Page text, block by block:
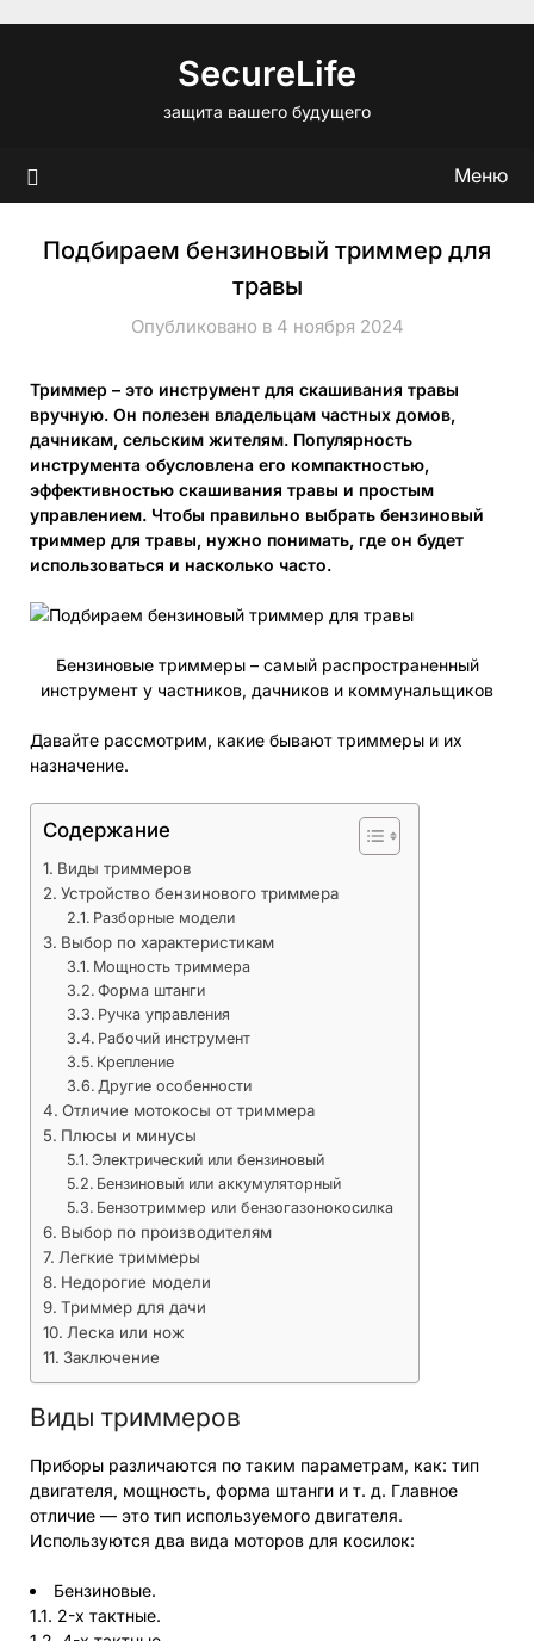
SecureLife
защита вашего будущего
Меню
Подбираем бензиновый триммер для
травы
Опубликовано в 4 ноября 2024
Триммер – это инструмент для скашивания травы
вручную. Он полезен владельцам частных домов,
дачникам, сельским жителям. Популярность
инструмента обусловлена его компактностью,
эффективностью скашивания травы и простым
управлением. Чтобы правильно выбрать бензиновый
триммер для травы, нужно понимать, где он будет
использоваться и насколько часто.
Бензиновые триммеры – самый распространенный
инструмент у частников, дачников и коммунальщиков
Давайте рассмотрим, какие бывают триммеры и их
назначение.
Содержание
Виды триммеров
Устройство бензинового триммера
Разборные модели
Выбор по характеристикам
Мощность триммера
Форма штанги
Ручка управления
Рабочий инструмент
Крепление
Другие особенности
Отличие мотокосы от триммера
Плюсы и минусы
Электрический или бензиновый
Бензиновый или аккумуляторный
Бензотриммер или бензогазонокосилка
Выбор по производителям
Легкие триммеры
Недорогие модели
Триммер для дачи
Леска или нож
Заключение
Виды триммеров
Приборы различаются по таким параметрам, как: тип
двигателя, мощность, форма штанги и т. д. Главное
отличие — это тип используемого двигателя.
Используются два вида моторов для косилок:
Бензиновые.
1.1. 2-х тактные.